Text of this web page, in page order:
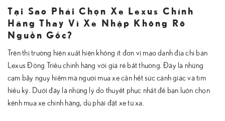
Tại Sao Phải Chọn Xe Lexus Chính
Hãng Thay Vì Xe Nhập Không Rõ
Nguồn Gốc?
Trên thị trường hiện xuất hiện không ít đơn vị mạo danh địa chỉ bán
Lexus Đông Triều chính hãng với giá rẻ bất thường. Đây là những
cạm bẫy nguy hiểm mà người mua xe cần hết sức cảnh giác và tìm
hiểu kỹ. Dưới đây là những lý do thuyết phục nhất để bạn luôn chọn
kênh mua xe chính hãng, dù phải đặt xe từ xa.